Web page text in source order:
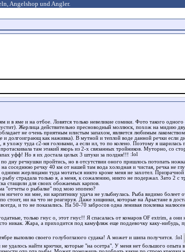
Angelshop und Angler.
и в яме и на отбое. Ловятся только невеликие сомики. Фото такого одного
Жерлица действительно пресноводный моллюск, похож на мидию
не очень приятным илистым запахом, является любимым
и долгоиграющ как наживка). В мутной и теплой воде данной речки если
ухожу туда с2-мя головами, а если ил, то по колено. Поэтому я шарилась
там этакий якорь из 2-х связанных тройников. Муторно, со
уфф! Но я их достала целых 3 штуки за полдня!!!
по дну речкушки пройтись, но в отсутствии оного пришлось потопать
на соседнюю речку 40 км от нашей там вода холодная и чистая, речка не
одними жерлицами туда мотаться никто кроме меня не захотел.
страдала только я, а меня, к сожалению, никто не подержал. Зато 2 с
стащили для своих обожаемых карпов.
"отчеты о рыбалке" под мою эпопею?
ничего ни мне, ни карпятнику удача не улыбнулась. Рыба видимо болеет
стоит, ни на что не реагируя. Даже хищники, которые на Арыстане в
и то не показались. На 50-70 забросов одна ленивая поклевка
только гнус о, этот гнус!! Я спасалась от комаров OF extrim, а они
никак. Жара, а приходится под камуфляж еще поддевочку каку-нибудь,
выловлю своего голубоглазого судака! А может и шипа получится.
не удалось найти крючки, которые "на осетра". У меня нет большого опыта